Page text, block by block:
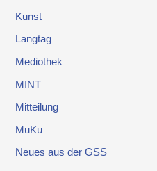
Kunst
Langtag
Mediothek
MINT
Mitteilung
MuKu
Neues aus der GSS